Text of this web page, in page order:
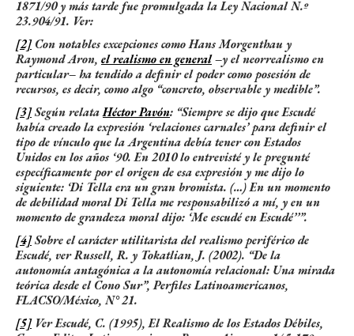
1871/90 y más tarde fue promulgada la Ley Nacional N.º
23.904/91. Ver:
[2]Con notables excepciones como Hans Morgenthau y
Raymond Aron, el realismo en general–y el neorrealismo en
particular– ha tendido a definir el poder como posesión de
recursos, es decir, como algo “concreto, observable y medible”.
[3]Según relataHéctor Pavón: “Siempre se dijo que Escudé
había creado la expresión ‘relaciones carnales’ para definir el
tipo de vínculo que la Argentina debía tener con Estados
Unidos en los años ‘90. En 2010 lo entrevisté y le pregunté
específicamente por el origen de esa expresión y me dijo lo
siguiente: ‘Di Tella era un gran bromista. (…) En un momento
de debilidad moral Di Tella me responsabilizó a mí, y en un
momento de grandeza moral dijo: ‘Me escudé en Escudé’’”.
[4]Sobre el carácter utilitarista del realismo periférico de
Escudé, ver Russell, R. y Tokatlian, J. (2002). “De la
autonomía antagónica a la autonomía relacional: Una mirada
teórica desde el Cono Sur”, Perfiles Latinoamericanos,
FLACSO/México, N° 21.
[5]Ver Escudé, C. (1995), El Realismo de los Estados Débiles,